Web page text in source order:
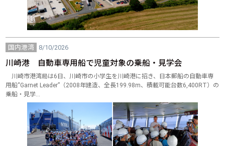
国内港湾 8/10/2026
川崎港 自動車専用船で児童対象の乗船・見学会
川崎市港湾局は6日、川崎市の小学生を川崎港に招き、日本郵船の自動車専
用船“Garnet Leader”（2008年建造、全長199.98m、積載可能台数6,400RT）の
乗船・見学…